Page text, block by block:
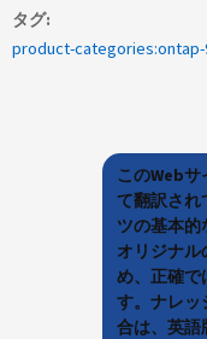
タグ
product-
このWeb
て翻訳され
ツの基本的
オリジナル
め、正確で
す。ナレッ
合は、英語